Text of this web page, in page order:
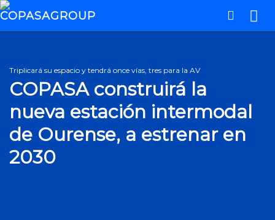
Triplicará su espacio y tendrá once vías, tres para la AV
COPASA construirá la
nueva estación intermodal
de Ourense, a estrenar en
2030